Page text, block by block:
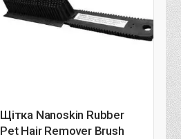
Щітка Nanoskin Rubber
Pet Hair Remover Brush